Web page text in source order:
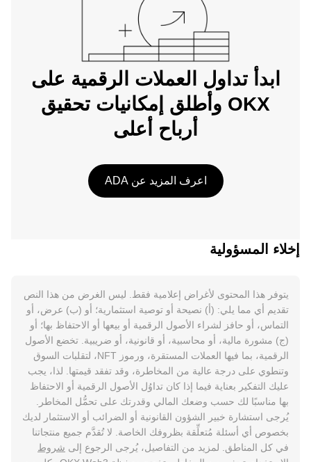
ابدأ تداول العملات الرقمية على
OKX وأطلق إمكانيات تحقيق
أرباح أعلى
اعرف المزيد عن ADA
إخلاء المسؤولية
يتوفر هذا المحتوى لأغراض إعلامية فقط. ليس الغرض من هذا النص
تقديم أي مما يلي: (أ) نصيحة أو توصية استثمارية؛ أو (ب) عرض، أو
التماس، أو حافز لشراء الأصول الرقمية أو بيعها أو الاحتفاظ بها؛ أو
(ج) مشورة مالية، أو محاسبية، أو قانونية، أو ضريبية. تخضع الأصول
الرقمية، بما فيها العملات المستقرة، ورموز NFT، لتقلبات السوق
وتنطوي على درجة عالية من المخاطرة، وقد تفقد قيمتها. لذا، يجب
عليك التفكير بعناية فيما إذا كان تداوُل الأصول الرقمية أو الاحتفاظ
بها مناسبًا لك حسب وضعك المالي وقدرتك على تحمُّل المخاطر.
يُرجى استشارة خبير الشؤون القانونية أو الضرائب أو الاستثمار لديك
بخصوص أي أسئلة مُتعلِّقة بظروفك الخاصة. لا تُقدَّم جميع منتجاتنا
في كل المناطق. لمزيد من التفاصيل، يُرجى الرجوع إلى شروط